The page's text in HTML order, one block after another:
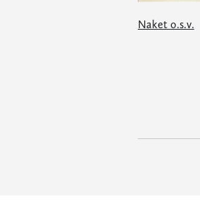
Naket o.s.v.